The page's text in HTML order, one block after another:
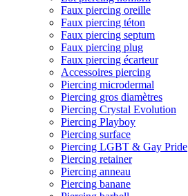
Faux piercing oreille
Faux piercing téton
Faux piercing septum
Faux piercing plug
Faux piercing écarteur
Accessoires piercing
Piercing microdermal
Piercing gros diamètres
Piercing Crystal Evolution
Piercing Playboy
Piercing surface
Piercing LGBT & Gay Pride
Piercing retainer
Piercing anneau
Piercing banane